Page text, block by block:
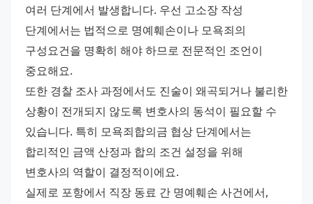
여러 단계에서 발생합니다. 우선 고소장 작성
단계에서는 법적으로 명예훼손이나 모욕죄의
구성요건을 명확히 해야 하므로 전문적인 조언이
중요해요.
또한 경찰 조사 과정에서도 진술이 왜곡되거나 불리한
상황이 전개되지 않도록 변호사의 동석이 필요할 수
있습니다. 특히 모욕죄합의금 협상 단계에서는
합리적인 금액 산정과 합의 조건 설정을 위해
변호사의 역할이 결정적이에요.
실제로 포항에서 직장 동료 간 명예훼손 사건에서,